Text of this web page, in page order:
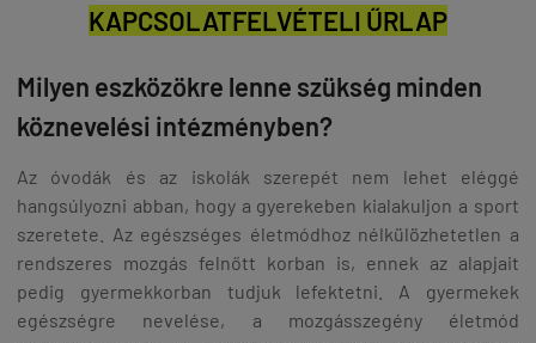
KAPCSOLATFELVÉTELI ŰRLAP
Milyen eszközökre lenne szükség minden
köznevelési intézményben?
Az óvodák és az iskolák szerepét nem lehet eléggé
hangsúlyozni abban, hogy a gyerekeben kialakuljon a sport
szeretete. Az egészséges életmódhoz nélkülözhetetlen a
rendszeres mozgás felnőtt korban is, ennek az alapjait
pedig gyermekkorban tudjuk lefektetni. A gyermekek
egészségre nevelése, a mozgásszegény életmód